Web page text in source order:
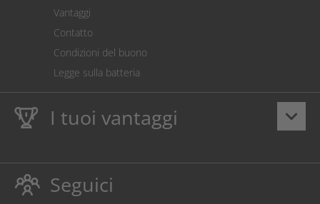
Vantaggi
Contatto
Condizioni del buono
Legge sulla batteria
keyboard_arrow_down
I tuoi vantaggi
Dieci anniGaranzia Ampertecsu toner e inchiostro
Rispettoso dellambiente evitando gli sprechi.
Seguici